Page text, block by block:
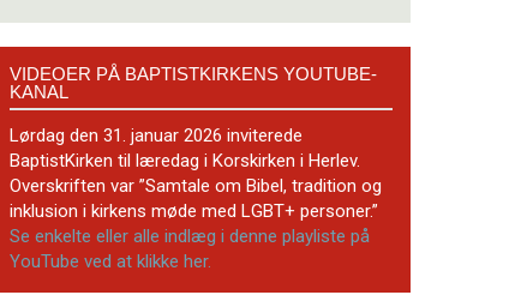
BaptistKirkens
YouTube-
kanal
VIDEOER PÅ BAPTISTKIRKENS YOUTUBE-
KANAL
Lørdag den 31. januar 2026 inviterede
BaptistKirken til læredag i Korskirken i Herlev.
Overskriften var ”Samtale om Bibel, tradition og
inklusion i kirkens møde med LGBT+ personer.”
Se enkelte eller alle indlæg i denne playliste på
YouTube ved at klikke her.